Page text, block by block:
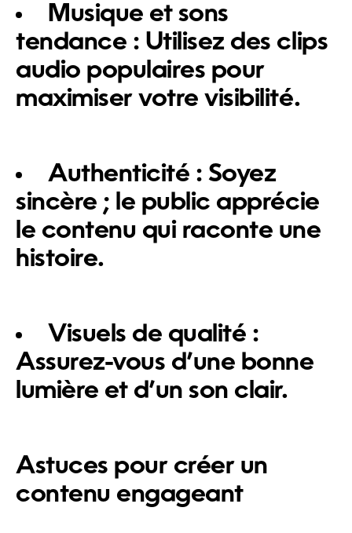
Musique et sons
tendance : Utilisez des clips
audio populaires pour
maximiser votre visibilité.
Authenticité : Soyez
sincère ; le public apprécie
le contenu qui raconte une
histoire.
Visuels de qualité :
Assurez-vous d’une bonne
lumière et d’un son clair.
Astuces pour créer un
contenu engageant